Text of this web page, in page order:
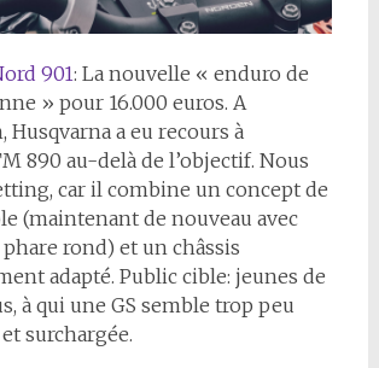
901: La nouvelle « enduro de
» pour 16.000 euros. A
a eu recours à
890 au-delà de l’objectif. Nous
car il combine un concept de
(maintenant de nouveau avec
phare rond) et un châssis
adapté. Public cible: jeunes de
à qui une GS semble trop peu
surchargée.